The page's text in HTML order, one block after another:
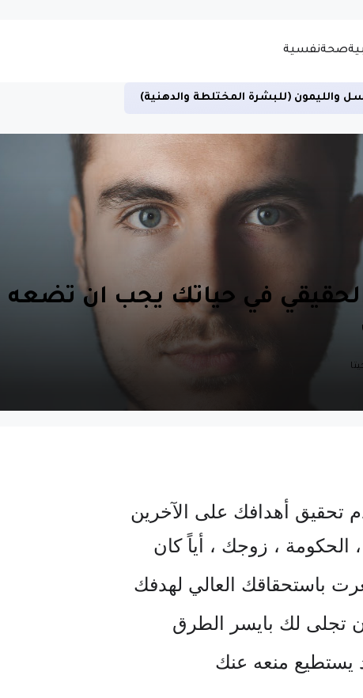
صحةنفسية
والليمون (للبشرة المختلطة والدهنية)
الحقيقي في حياتك يجب ان تضعه
تحقيق أهدافك على الآخرين
الحكومة ، زوجك ، أياً كان
باستحقاقك العالي لهدفك
تجلى لك بايسر الطرق
يستطيع منعه عنك